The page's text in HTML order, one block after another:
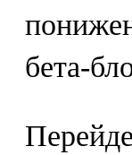
бета-